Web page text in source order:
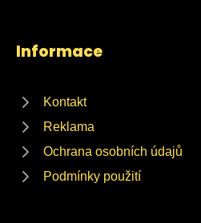
Informace
Kontakt
Reklama
Ochrana osobních údajů
Podmínky použití